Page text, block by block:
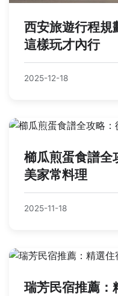
西安旅遊行程規
這樣玩才內行
2025-12-18
櫛瓜煎蛋食譜全
美家常料理
2025-11-18
瑞芳民宿推薦：